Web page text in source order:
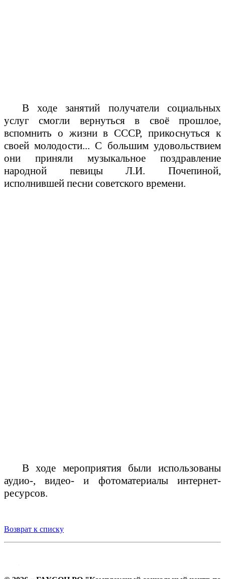
В ходе занятий получатели социальных
услуг смогли вернуться в своё прошлое,
вспомнить о жизни в СССР, прикоснуться к
своей молодости... С большим удовольствием
они приняли музыкальное поздравление
народной певицы Л.И. Почепиной,
исполнившей песни советского времени.
В ходе мероприятия были использованы
аудио-, видео- и фотоматериалы интернет-
ресурсов.
Возврат к списку